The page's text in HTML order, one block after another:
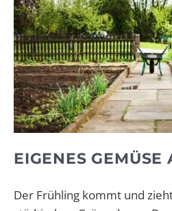
EIGENES GEMÜSE
Der Frühling kommt und